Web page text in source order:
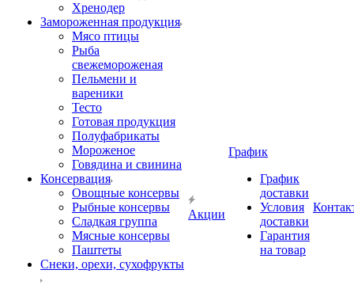
Хренодер
Замороженная продукция
Мясо птицы
Рыба
свежемороженая
Пельмени и
вареники
Тесто
Готовая продукция
Полуфабрикаты
Мороженое
Говядина и свинина
Консервация
Овощные консервы
Рыбные консервы
Сладкая группа
Мясные консервы
Паштеты
Снеки, орехи, сухофрукты
Акции
График
График
доставки
Условия
доставки
Гарантия
на товар